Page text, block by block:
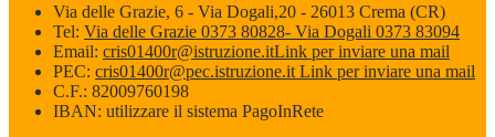
Via delle Grazie, 6 - Via Dogali,20 - 26013 Crema (CR)
Tel: Via delle Grazie 0373 80828- Via Dogali 0373 83094
Email: cris01400r@istruzione.itLink per inviare una mail
PEC: cris01400r@pec.istruzione.it Link per inviare una mail
C.F.: 82009760198
IBAN: utilizzare il sistema PagoInRete